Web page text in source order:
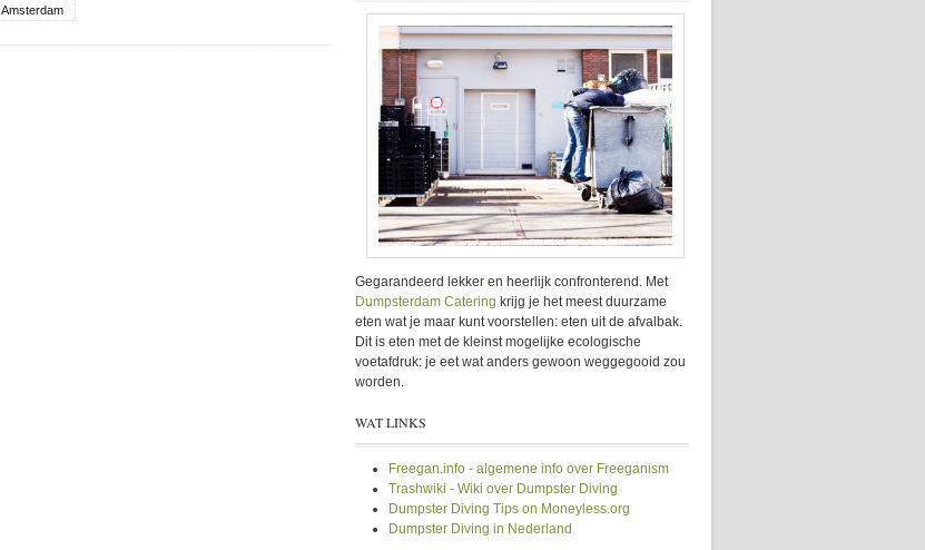
Amsterdam
Gegarandeerd lekker en heerlijk confronterend. Met
Dumpsterdam Catering krijg je het meest duurzame
eten wat je maar kunt voorstellen: eten uit de afvalbak.
Dit is eten met de kleinst mogelijke ecologische
voetafdruk: je eet wat anders gewoon weggegooid zou
worden.
WAT LINKS
Freegan.info - algemene info over Freeganism
Trashwiki - Wiki over Dumpster Diving
Dumpster Diving Tips on Moneyless.org
Dumpster Diving in Nederland